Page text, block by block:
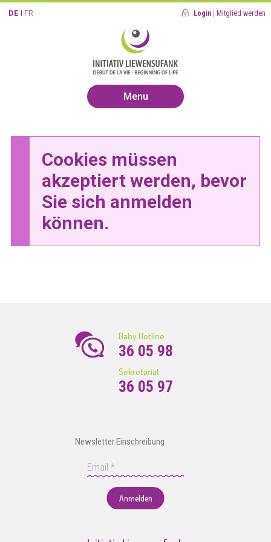
DE FR Login Mitglied werden
Menu
Cookies müssen
akzeptiert werden, bevor
Sie sich anmelden
können.
Baby Hotline
36 05 98
Sekretariat
36 05 97
Newsletter Einschreibung
Anmelden